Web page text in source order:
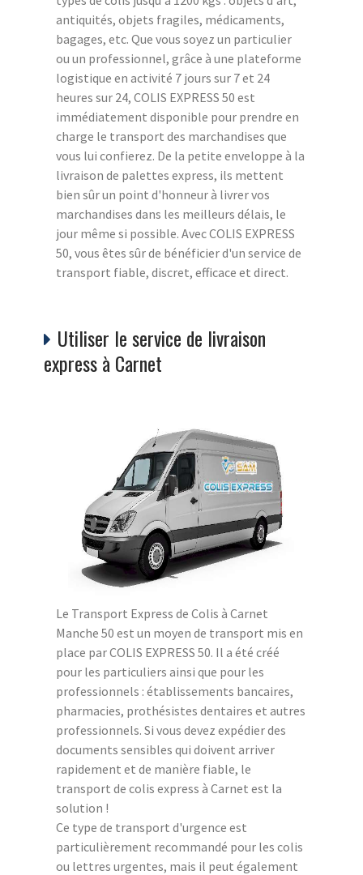
antiquités, objets fragiles, médicaments,
bagages, etc. Que vous soyez un particulier
ou un professionnel, grâce à une plateforme
logistique en activité 7 jours sur 7 et 24
heures sur 24, COLIS EXPRESS 50 est
immédiatement disponible pour prendre en
charge le transport des marchandises que
vous lui confierez. De la petite enveloppe à la
livraison de palettes express, ils mettent
bien sûr un point d'honneur à livrer vos
marchandises dans les meilleurs délais, le
jour même si possible. Avec COLIS EXPRESS
50, vous êtes sûr de bénéficier d'un service de
transport fiable, discret, efficace et direct.
Utiliser le service de livraison
express à Carnet
Le Transport Express de Colis à Carnet
Manche 50 est un moyen de transport mis en
place par COLIS EXPRESS 50. Il a été créé
pour les particuliers ainsi que pour les
professionnels : établissements bancaires,
pharmacies, prothésistes dentaires et autres
professionnels. Si vous devez expédier des
documents sensibles qui doivent arriver
rapidement et de manière fiable, le
transport de colis express à Carnet est la
solution !
Ce type de transport d'urgence est
particulièrement recommandé pour les colis
ou lettres urgentes, mais il peut également